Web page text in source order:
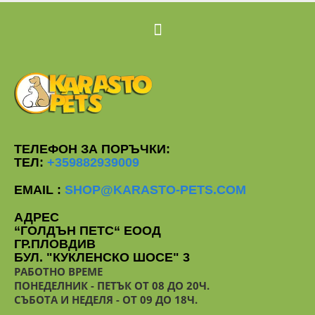
ТЕЛЕФОН ЗА ПОРЪЧКИ:
ТЕЛ: +359882939009
EMAIL : SHOP@KARASTO-PETS.COM
АДРЕС
“ГОЛДЪН ПЕТС“ ЕООД
ГР.ПЛОВДИВ
БУЛ. "КУКЛЕНСКО ШОСЕ" 3
РАБОТНО ВРЕМЕ
ПОНЕДЕЛНИК - ПЕТЪК ОТ 08 ДО 20Ч.
СЪБОТА И НЕДЕЛЯ - ОТ 09 ДО 18Ч.